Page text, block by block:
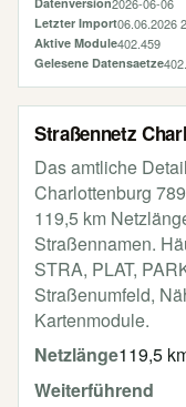
Letzter Import06.06.2026
Aktive Module402.459
Gelesene Datensaetze
Straßennetz
Das amtliche
Charlottenburg
119,5 km
Straßennamen.
STRA, PLAT,
Straßenumfeld,
Kartenmodule.
Netzlänge119,5
Weiterführend